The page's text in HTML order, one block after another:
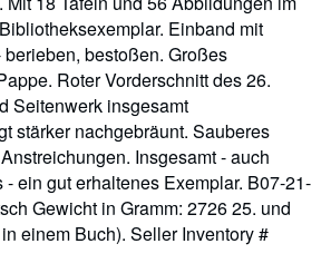
Einband mit
bestoßen. Großes
Roter Vorderschnitt des 26.
Seitenwerk insgesamt
stärker nachgebräunt. Sauberes
Insgesamt - auch
ein gut erhaltenes Exemplar. B07-21-
Gewicht in Gramm: 2726 25. und
einem Buch). Seller Inventory #